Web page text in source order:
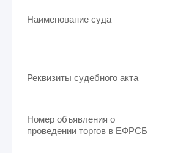
Наименование суда
Реквизиты судебного акта
Номер объявления о
проведении торгов в ЕФРСБ